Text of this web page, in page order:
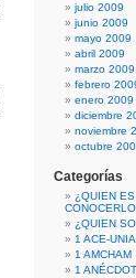
julio 2009
junio 2009
mayo 2009
abril 2009
marzo 2009
febrero
enero 2009
diciembre
noviembre
octubre
Categorías
¿QUIEN
CONOCERLO
¿QUIEN
1 ACE-
1 AMCHAM
1